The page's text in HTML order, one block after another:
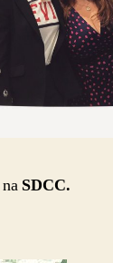
na SDCC.